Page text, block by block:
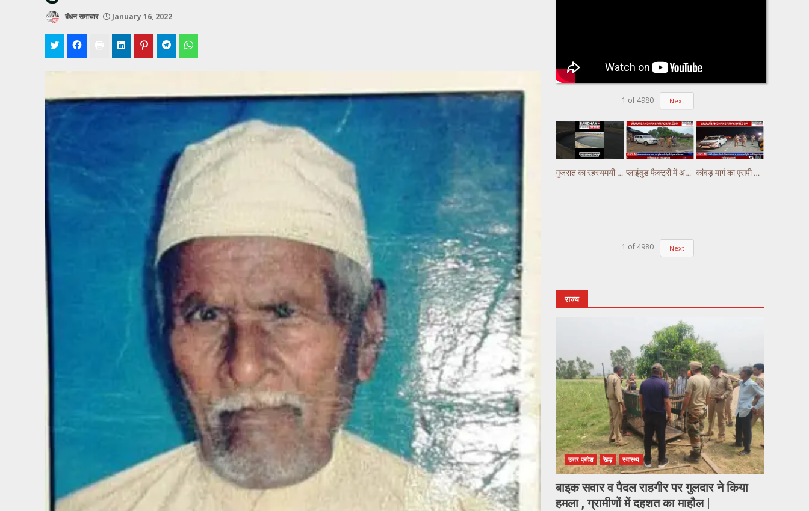
बंधन समाचार January 16, 2022
1 of 4980 Next
गुजरात का रहस्यमयी कुआं चर्चा में, पानी में लगातार हो रही हलचल #gujarat प्लाईवुड फैक्ट्री में अचानक लगी भीषण आग, लाखों का नुकसान कांवड़ मार्ग का एसपी अभिषेक झा ने किया निरीक्षण,पुलिस ड्यूटी पर तैनात अस्थाई चौकियो का किया निरीक्षण
1 of 4980 Next
राज्य
उत्तर प्रदेश रेहड़ स्वास्थ्य
बाइक सवार व पैदल राहगीर पर गुलदार ने किया
हमला , ग्रामीणों में दहशत का माहौल |